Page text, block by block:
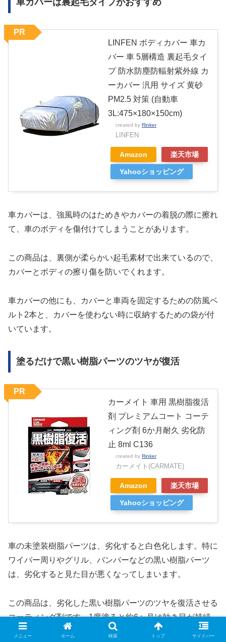
車カバーは裏起毛タイプがおすすめ
LINFEN ボディカバー 車カ
バー 車 5層構造 裏起毛タイ
プ 防水防塵防輻射紫外線 カ
ーカバー 汎用 サイズ 黄砂
PM2.5 対策 (自動車
3L:475×180×150cm)
created by Rinker
LINFEN
Amazon 楽天市場
Yahooショッピング
PR
車カバーは、強風時のはためきやカバーの着脱の際に擦れ
て、車のボディを傷付けてしまうことがあります。
この商品は、裏側が柔らかい起毛素材で出来ているので、
カバーとボディの擦り傷を防いでくれます。
車カバーの他にも、カバーと車両を固定するための防風ベ
ルト2本と、カバーを使わない時に収納するための袋が付
いています。
塗るだけで黒い樹脂パーツのツヤが復活
カーメイト 車用 黒樹脂復活
剤 プレミアムコート コーテ
ィング剤 6か月耐久 劣化防
止 8ml C136
created by Rinker
カーメイト(CARMATE)
Amazon 楽天市場
Yahooショッピング
PR
車の未塗装樹脂パーツは、劣化すると白色化します。特に
ワイパー周りやグリル、バンパーなどの黒い樹脂パーツ
は、劣化すると見た目が悪くなってしまいます。
この商品は、劣化した黒い樹脂パーツのツヤを復活させる
コーティング剤です。1度塗ると約6ヶ月は効き目が持続
します。
メニュー ホーム 検索 トップ サイドバー